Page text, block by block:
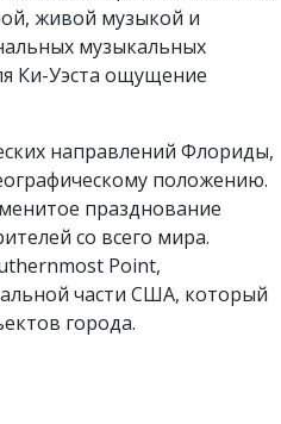
живой музыкой и
музыкальных
Ки-Уэста ощущение
направлений Флориды,
положению.
празднование
со всего мира.
Point,
части США, который
города.